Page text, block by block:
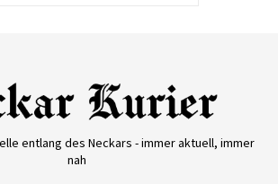
entlang des Neckars - immer aktuell, immer
nah